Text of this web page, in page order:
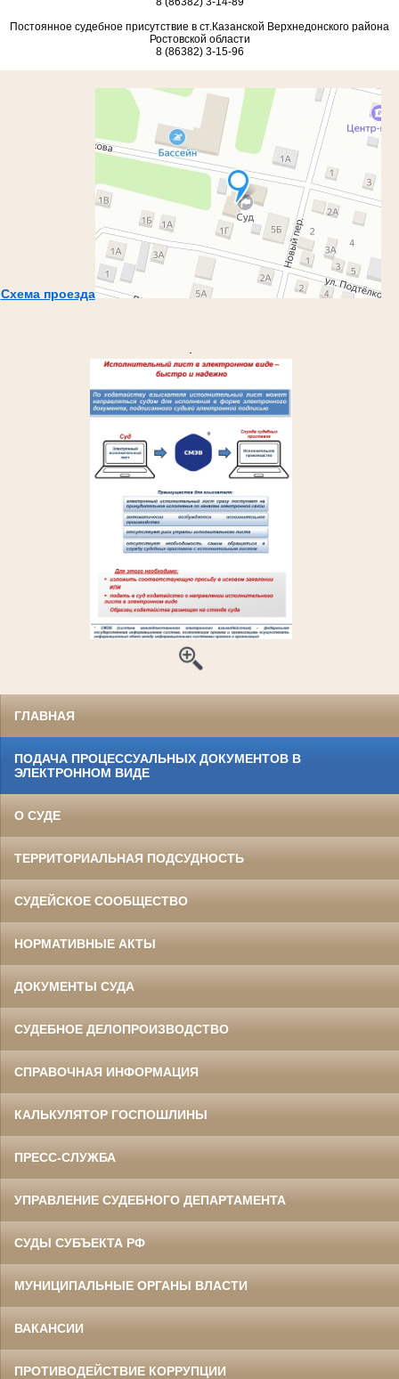
Постоянное судебное присутствие в ст.Казанской Верхнедонского района
Ростовской области
8 (86382) 3-15-96
Схема проезда
ГЛАВНАЯ
ПОДАЧА ПРОЦЕССУАЛЬНЫХ ДОКУМЕНТОВ В
ЭЛЕКТРОННОМ ВИДЕ
О СУДЕ
ТЕРРИТОРИАЛЬНАЯ ПОДСУДНОСТЬ
СУДЕЙСКОЕ СООБЩЕСТВО
НОРМАТИВНЫЕ АКТЫ
ДОКУМЕНТЫ СУДА
СУДЕБНОЕ ДЕЛОПРОИЗВОДСТВО
СПРАВОЧНАЯ ИНФОРМАЦИЯ
КАЛЬКУЛЯТОР ГОСПОШЛИНЫ
ПРЕСС-СЛУЖБА
УПРАВЛЕНИЕ СУДЕБНОГО ДЕПАРТАМЕНТА
СУДЫ СУБЪЕКТА РФ
МУНИЦИПАЛЬНЫЕ ОРГАНЫ ВЛАСТИ
ВАКАНСИИ
ПРОТИВОДЕЙСТВИЕ КОРРУПЦИИ